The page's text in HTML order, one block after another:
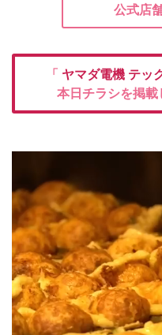
公式店
「 ヤマダ電機 テッ
本日チラシを掲載